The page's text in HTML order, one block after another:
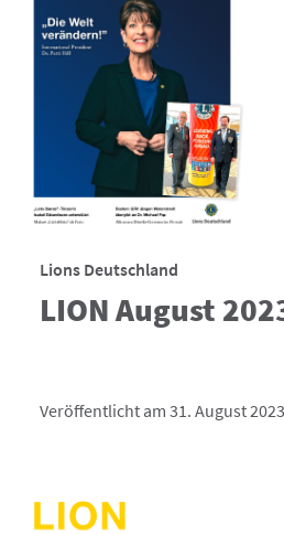
Lions Deutschland
LION August
Veröffentlicht am 31. August 2023